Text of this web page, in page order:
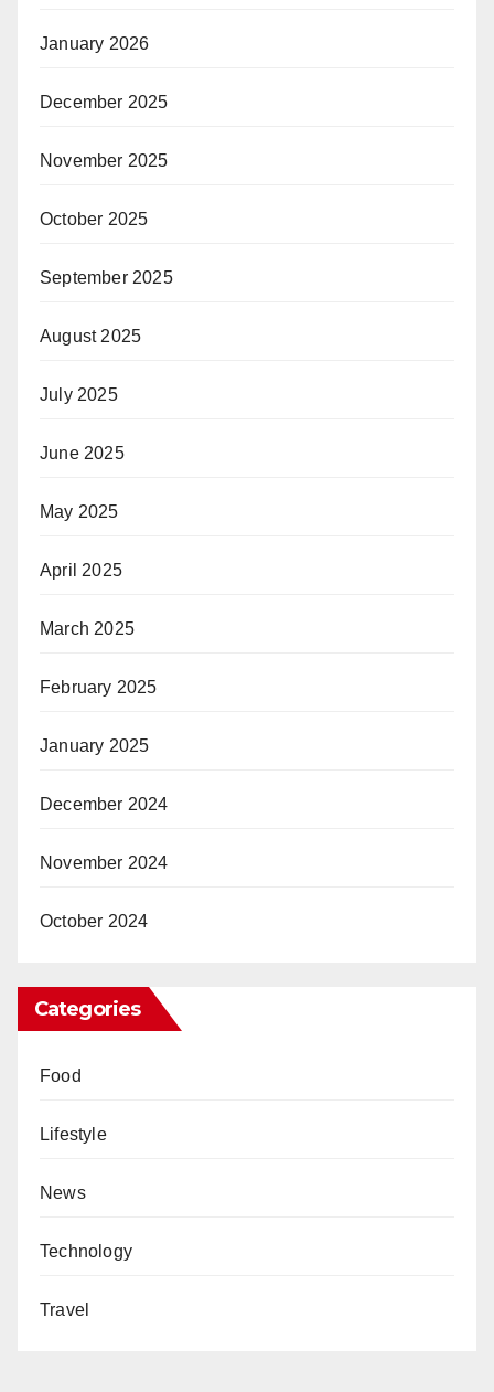
January 2026
December 2025
November 2025
October 2025
September 2025
August 2025
July 2025
June 2025
May 2025
April 2025
March 2025
February 2025
January 2025
December 2024
November 2024
October 2024
Categories
Food
Lifestyle
News
Technology
Travel